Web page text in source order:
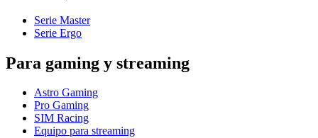
Serie Master
Serie Ergo
Para gaming y streaming
Astro Gaming
Pro Gaming
SIM Racing
Equipo para streaming